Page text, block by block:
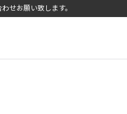
せお願い致します。